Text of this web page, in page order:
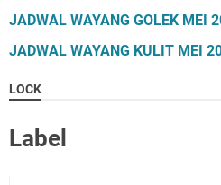
JADWAL WAYANG GOLEK MEI
JADWAL WAYANG KULIT MEI
LOCK
Label